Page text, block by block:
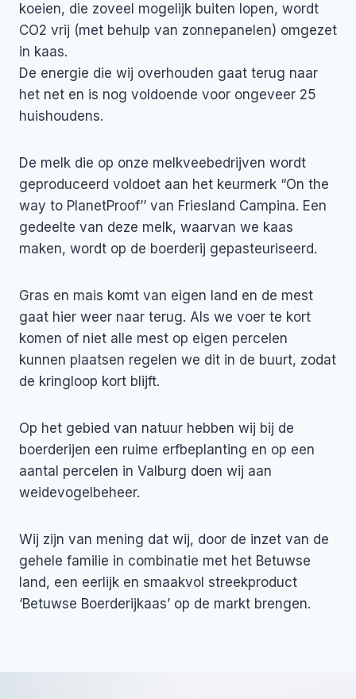
koeien, die zoveel mogelijk buiten lopen, wordt
CO2 vrij (met behulp van zonnepanelen) omgezet
in kaas.
De energie die wij overhouden gaat terug naar
het net en is nog voldoende voor ongeveer 25
huishoudens.
De melk die op onze melkveebedrijven wordt
geproduceerd voldoet aan het keurmerk “On the
way to PlanetProof’’ van Friesland Campina. Een
gedeelte van deze melk, waarvan we kaas
maken, wordt op de boerderij gepasteuriseerd.
Gras en mais komt van eigen land en de mest
gaat hier weer naar terug. Als we voer te kort
komen of niet alle mest op eigen percelen
kunnen plaatsen regelen we dit in de buurt, zodat
de kringloop kort blijft.
Op het gebied van natuur hebben wij bij de
boerderijen een ruime erfbeplanting en op een
aantal percelen in Valburg doen wij aan
weidevogelbeheer.
Wij zijn van mening dat wij, door de inzet van de
gehele familie in combinatie met het Betuwse
land, een eerlijk en smaakvol streekproduct
‘Betuwse Boerderijkaas’ op de markt brengen.